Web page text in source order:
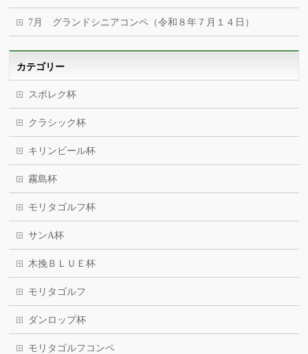
7月 グランドシニアコンペ（令和８年７月１４日）
カテゴリー
スポレク杯
クラシック杯
キリンビール杯
霧島杯
モリタゴルフ杯
サンA杯
木挽ＢＬＵＥ杯
モリタゴルフ
ダンロップ杯
モリタゴルフコンペ